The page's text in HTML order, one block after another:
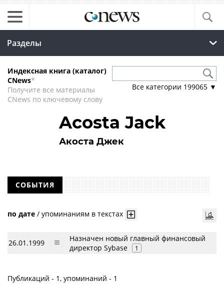
Разделы
Индексная книга (каталог)
CNews*
Получите все материалы
CNews по ключевому слову
Все категории 199065 ▼
Acosta Jack
Акоста Джек
СОБЫТИЯ
по дате / упоминаниям в текстах
26.01.1999
Назначен новый главный финансовый
директор Sybase
1
Публикаций - 1, упоминаний - 1